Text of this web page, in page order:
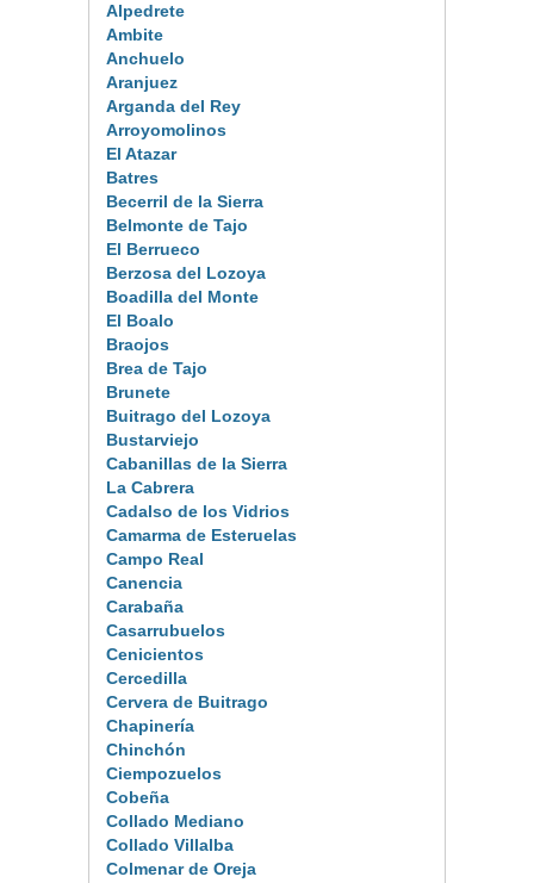
Alpedrete
Ambite
Anchuelo
Aranjuez
Arganda del Rey
Arroyomolinos
El Atazar
Batres
Becerril de la Sierra
Belmonte de Tajo
El Berrueco
Berzosa del Lozoya
Boadilla del Monte
El Boalo
Braojos
Brea de Tajo
Brunete
Buitrago del Lozoya
Bustarviejo
Cabanillas de la Sierra
La Cabrera
Cadalso de los Vidrios
Camarma de Esteruelas
Campo Real
Canencia
Carabaña
Casarrubuelos
Cenicientos
Cercedilla
Cervera de Buitrago
Chapinería
Chinchón
Ciempozuelos
Cobeña
Collado Mediano
Collado Villalba
Colmenar de Oreja